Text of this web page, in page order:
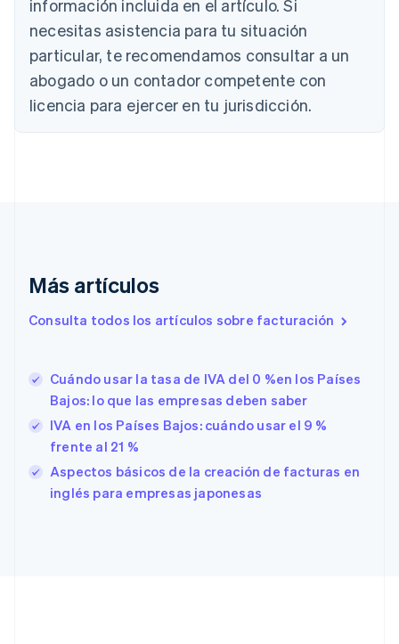
información incluida en el artículo. Si
necesitas asistencia para tu situación
particular, te recomendamos consultar a un
abogado o un contador competente con
licencia para ejercer en tu jurisdicción.
Más artículos
Consulta todos los artículos sobre facturación
Cuándo usar la tasa de IVA del 0 %en los Países
Bajos: lo que las empresas deben saber
IVA en los Países Bajos: cuándo usar el 9 %
frente al 21 %
Aspectos básicos de la creación de facturas en
inglés para empresas japonesas
English
Canadá
English Français
China continental
简体中文 English
Chipre
Croacia
Eslovenia
España
EnglishEspañol 简体中文
Estonia
English
Finlandia
EnglishSvenska
Francia
Français
Gibraltar